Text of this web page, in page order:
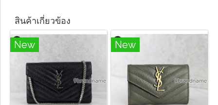
สินค้าเกี่ยวข้อง
New New